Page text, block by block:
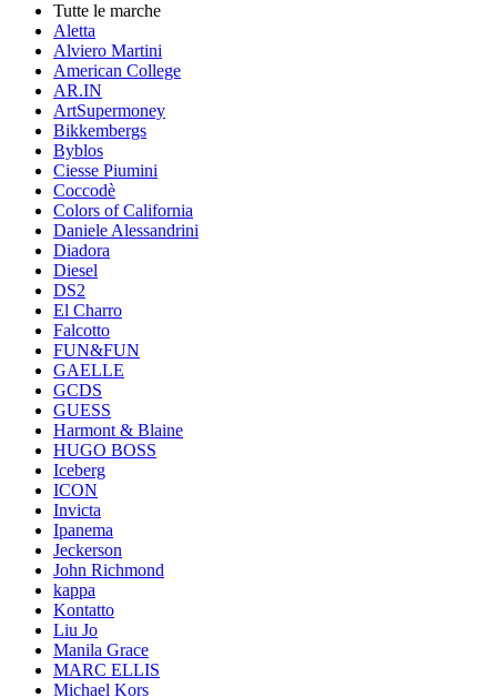
Tutte le marche
Aletta
Alviero Martini
American College
AR.IN
ArtSupermoney
Bikkembergs
Byblos
Ciesse Piumini
Coccodè
Colors of California
Daniele Alessandrini
Diadora
Diesel
DS2
El Charro
Falcotto
FUN&FUN
GAELLE
GCDS
GUESS
Harmont & Blaine
HUGO BOSS
Iceberg
ICON
Invicta
Ipanema
Jeckerson
John Richmond
kappa
Kontatto
Liu Jo
Manila Grace
MARC ELLIS
Michael Kors